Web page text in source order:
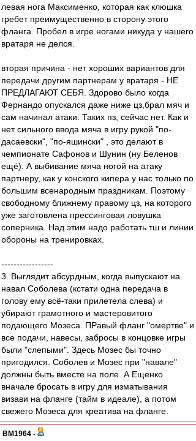
левая нога Максименко, которая как клюшка
гребет преимущественно в сторону этого
фланга. Пробел в игре ногами никуда у нашего
вратаря не делся.
вторая причина - нет хороших вариантов для
передачи другим партнерам у вратаря - НЕ
ПРЕДЛАГАЮТ СЕБЯ. Здорово было когда
Фернандо опускался даже ниже цз,брал мяч и
сам начинал атаки. Таких пз, сейчас нет. Как и
нет сильного ввода мяча в игру рукой "по-
дасаевски", "по-яшински" , это делают в
чемпионате Сафонов и Шунин (ну Беленов
ещё). А выбивание мяча ногой на атаку
партнеру, как у конского кипера у нас только по
большим всенародным праздникам. Поэтому
свободному ближнему правому цз, на которого
уже заготовлена прессинговая ловушка
соперника. Над этим надо работать тш и линии
обороны на тренировках.
-----------------
3. Выглядит абсурдным, когда выпускают на
навал Соболева (кстати одна передача в
голову ему всё-таки прилетела слева) и
убирают грамотного и мастеровитого
подающего Мозеса. ПРавый фланг "омертве" и
все подачи, навесы, забросы в концовке игры
были "слепыми". Здесь Мозес бы точно
пригодился. Соболев и Мозес при "навале"
должны быть вместе на поле. А Ещенко
вначале бросать в игру для изматывания
визави на фланге (тайм в идеале), а потом
свежего Мозеса для креатива на фланге.
BM1964 -